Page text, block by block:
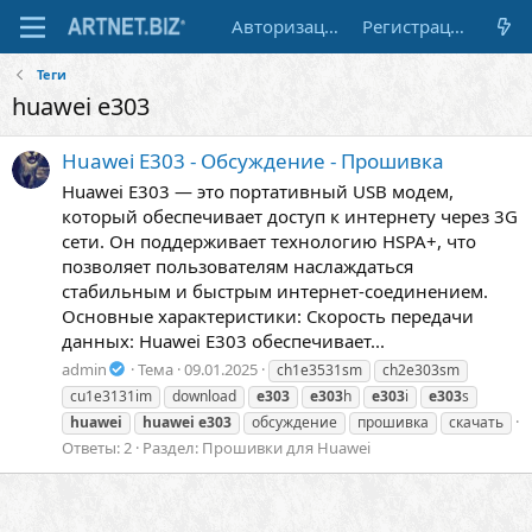
Авторизация Регистрация
Теги
huawei e303
Huawei E303 - Обсуждение - Прошивка
Huawei E303 — это портативный USB модем,
который обеспечивает доступ к интернету через 3G
сети. Он поддерживает технологию HSPA+, что
позволяет пользователям наслаждаться
стабильным и быстрым интернет-соединением.
Основные характеристики: Скорость передачи
данных: Huawei E303 обеспечивает...
admin Тема 09.01.2025 ch1e3531sm
ch2e303sm
cu1e3131im
download e303 e303h e303i e303s
huawei
huawei e303 обсуждение прошивка скачать
Ответы: 2 Раздел: Прошивки для Huawei